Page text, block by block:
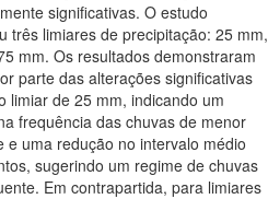
significativas. O estudo
três limiares de precipitação: 25 mm,
mm. Os resultados demonstraram
parte das alterações significativas
limiar de 25 mm, indicando um
frequência das chuvas de menor
e uma redução no intervalo médio
sugerindo um regime de chuvas
Em contrapartida, para limiares